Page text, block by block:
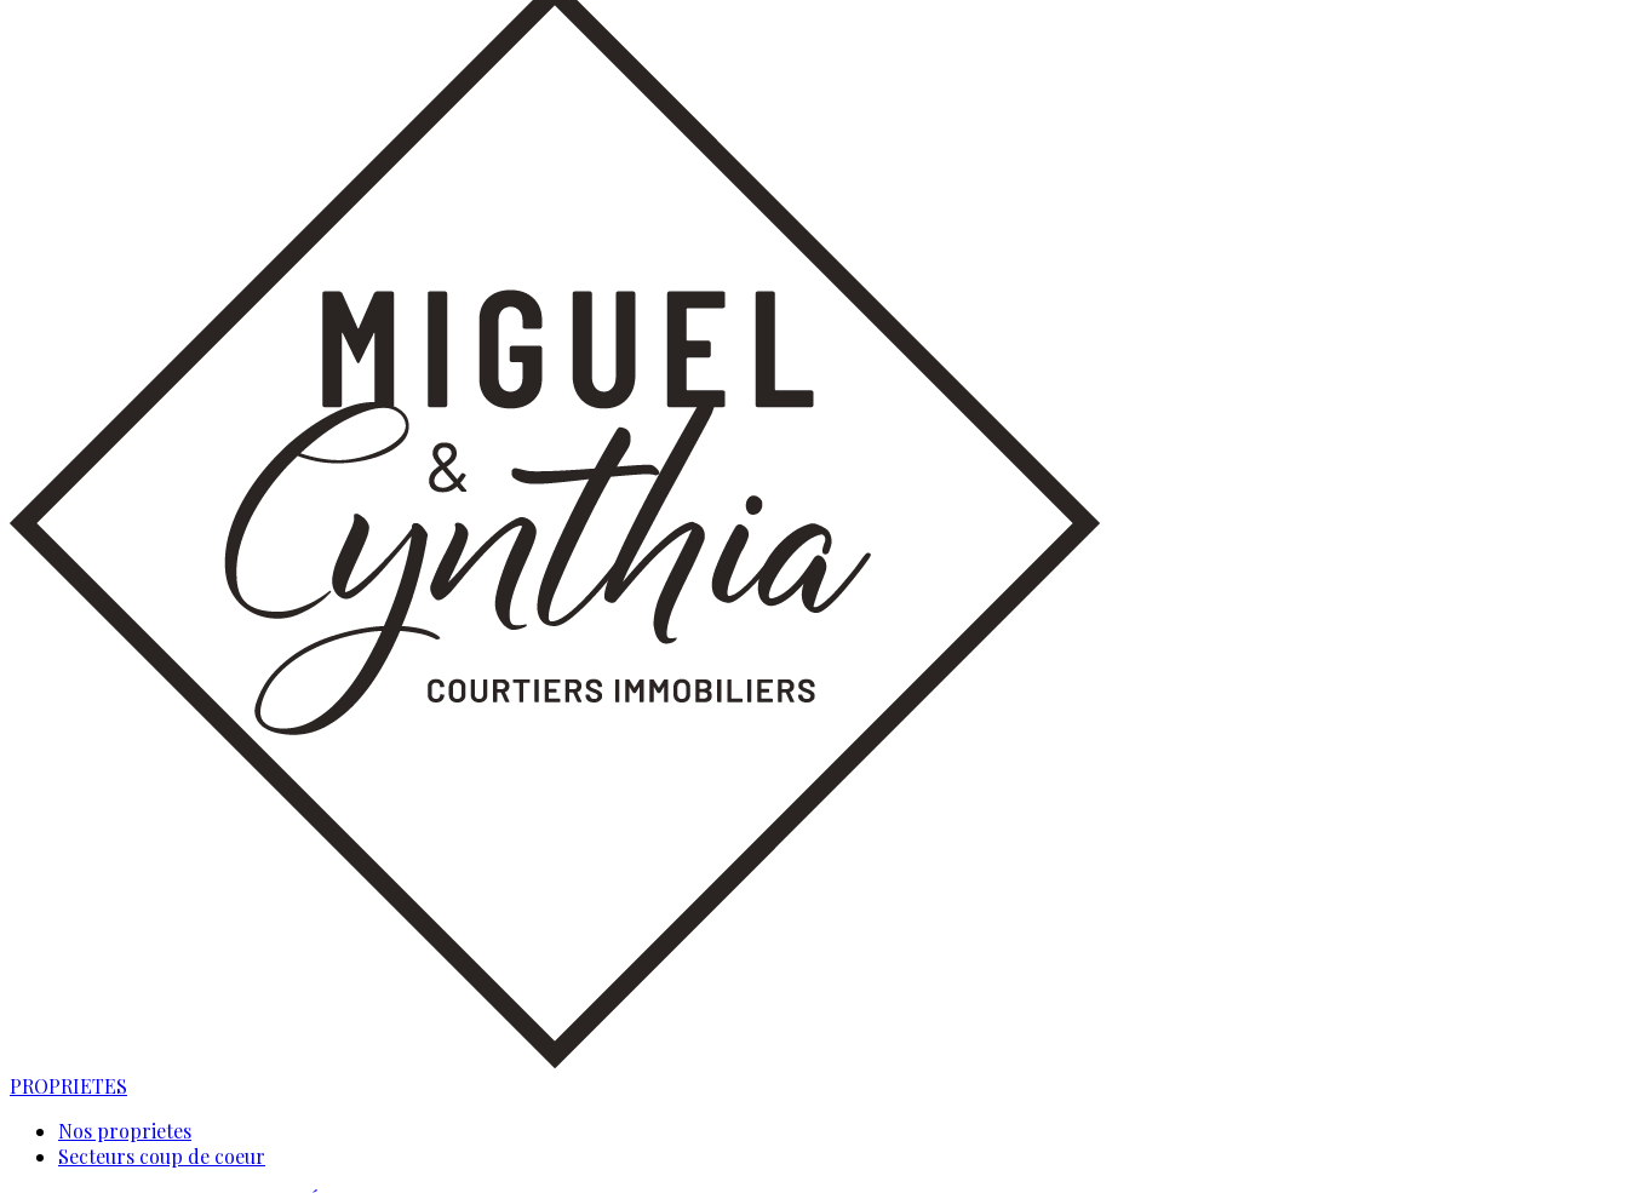
PROPRIETES
Nos proprietes
Secteurs coup de coeur